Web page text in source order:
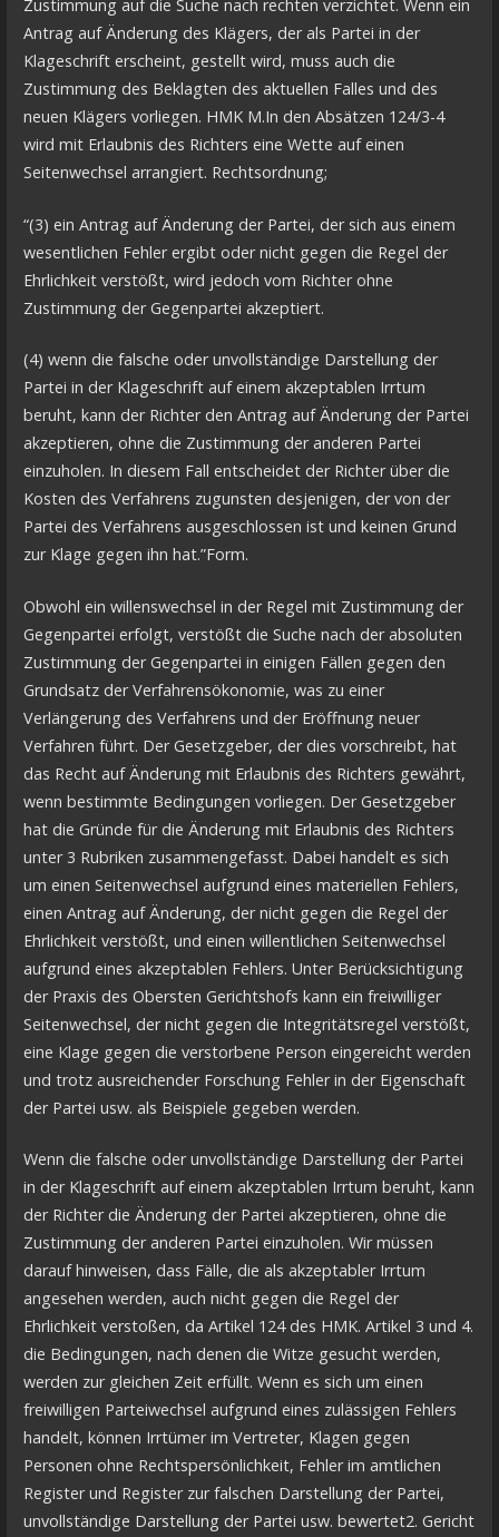
Zustimmung auf die Suche nach rechten verzichtet. Wenn ein
Antrag auf Änderung des Klägers, der als Partei in der
Klageschrift erscheint, gestellt wird, muss auch die
Zustimmung des Beklagten des aktuellen Falles und des
neuen Klägers vorliegen. HMK M.In den Absätzen 124/3-4
wird mit Erlaubnis des Richters eine Wette auf einen
Seitenwechsel arrangiert. Rechtsordnung;
“(3) ein Antrag auf Änderung der Partei, der sich aus einem
wesentlichen Fehler ergibt oder nicht gegen die Regel der
Ehrlichkeit verstößt, wird jedoch vom Richter ohne
Zustimmung der Gegenpartei akzeptiert.
(4) wenn die falsche oder unvollständige Darstellung der
Partei in der Klageschrift auf einem akzeptablen Irrtum
beruht, kann der Richter den Antrag auf Änderung der Partei
akzeptieren, ohne die Zustimmung der anderen Partei
einzuholen. In diesem Fall entscheidet der Richter über die
Kosten des Verfahrens zugunsten desjenigen, der von der
Partei des Verfahrens ausgeschlossen ist und keinen Grund
zur Klage gegen ihn hat.”Form.
Obwohl ein willenswechsel in der Regel mit Zustimmung der
Gegenpartei erfolgt, verstößt die Suche nach der absoluten
Zustimmung der Gegenpartei in einigen Fällen gegen den
Grundsatz der Verfahrensökonomie, was zu einer
Verlängerung des Verfahrens und der Eröffnung neuer
Verfahren führt. Der Gesetzgeber, der dies vorschreibt, hat
das Recht auf Änderung mit Erlaubnis des Richters gewährt,
wenn bestimmte Bedingungen vorliegen. Der Gesetzgeber
hat die Gründe für die Änderung mit Erlaubnis des Richters
unter 3 Rubriken zusammengefasst. Dabei handelt es sich
um einen Seitenwechsel aufgrund eines materiellen Fehlers,
einen Antrag auf Änderung, der nicht gegen die Regel der
Ehrlichkeit verstößt, und einen willentlichen Seitenwechsel
aufgrund eines akzeptablen Fehlers. Unter Berücksichtigung
der Praxis des Obersten Gerichtshofs kann ein freiwilliger
Seitenwechsel, der nicht gegen die Integritätsregel verstößt,
eine Klage gegen die verstorbene Person eingereicht werden
und trotz ausreichender Forschung Fehler in der Eigenschaft
der Partei usw. als Beispiele gegeben werden.
Wenn die falsche oder unvollständige Darstellung der Partei
in der Klageschrift auf einem akzeptablen Irrtum beruht, kann
der Richter die Änderung der Partei akzeptieren, ohne die
Zustimmung der anderen Partei einzuholen. Wir müssen
darauf hinweisen, dass Fälle, die als akzeptabler Irrtum
angesehen werden, auch nicht gegen die Regel der
Ehrlichkeit verstoßen, da Artikel 124 des HMK. Artikel 3 und 4.
die Bedingungen, nach denen die Witze gesucht werden,
werden zur gleichen Zeit erfüllt. Wenn es sich um einen
freiwilligen Parteiwechsel aufgrund eines zulässigen Fehlers
handelt, können Irrtümer im Vertreter, Klagen gegen
Personen ohne Rechtspersönlichkeit, Fehler im amtlichen
Register und Register zur falschen Darstellung der Partei,
unvollständige Darstellung der Partei usw. bewertet2. Gericht